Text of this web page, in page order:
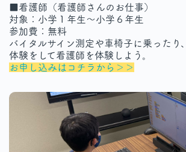
■看護師（看護師さんのお仕事）
対象：小学１年生～小学６年生
参加費：無料
バイタルサイン測定や車椅子に乗ったり
体験をして看護師を体験しよう。
お申し込みはコチラから＞＞